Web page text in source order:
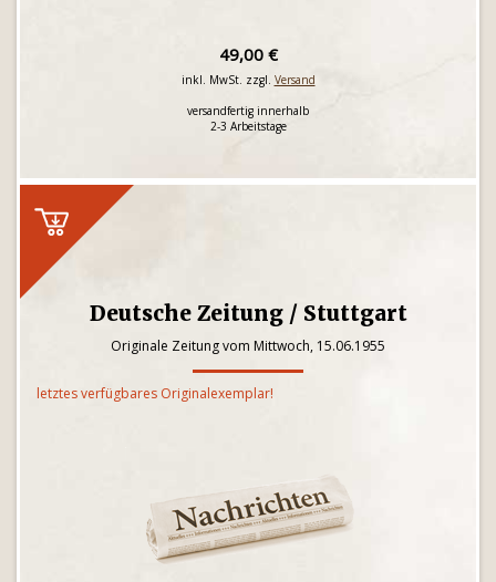
49,00 €
inkl. MwSt. zzgl. Versand
versandfertig innerhalb
2-3 Arbeitstage
Deutsche Zeitung / Stuttgart
Originale Zeitung vom Mittwoch, 15.06.1955
letztes verfügbares Originalexemplar!